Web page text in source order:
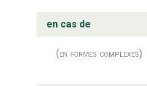
en cas de
(en formes complexes)